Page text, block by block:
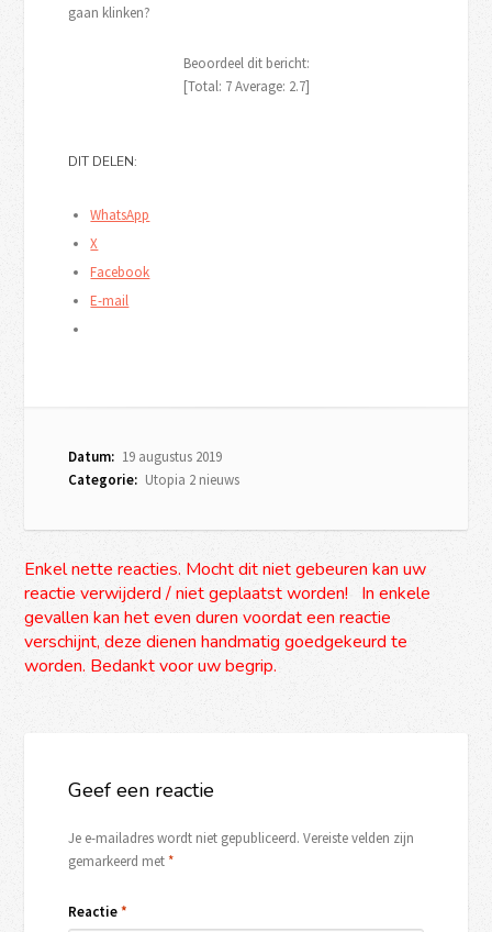
gaan klinken?
Beoordeel dit bericht:
[Total: 7Average: 2.7]
DIT DELEN:
WhatsApp
X
Facebook
E-mail
Datum: 19 augustus 2019
Categorie: Utopia 2 nieuws
Enkel nette reacties. Mocht dit niet gebeuren kan uw
reactie verwijderd / niet geplaatst worden! In enkele
gevallen kan het even duren voordat een reactie
verschijnt, deze dienen handmatig goedgekeurd te
worden. Bedankt voor uw begrip.
Geef een reactie
Je e-mailadres wordt niet gepubliceerd. Vereiste velden zijn
gemarkeerd met*
Reactie*